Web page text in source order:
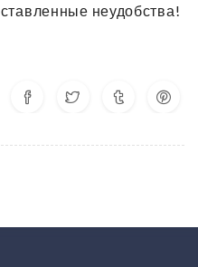
неудобства!